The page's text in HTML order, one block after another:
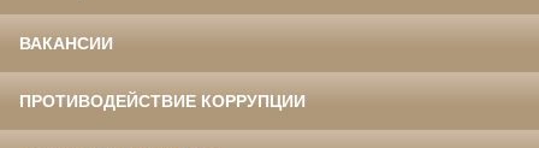
ВАКАНСИИ
ПРОТИВОДЕЙСТВИЕ КОРРУПЦИИ